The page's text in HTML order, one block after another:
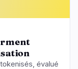
évalué